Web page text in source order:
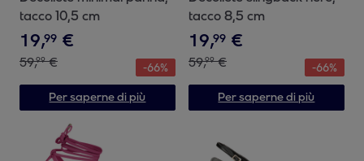
tacco 10,5 cm
19,99 €
59,99 € -66%
Per saperne di più
tacco 8,5 cm
19,99 €
59,99 € -66%
Per saperne di più